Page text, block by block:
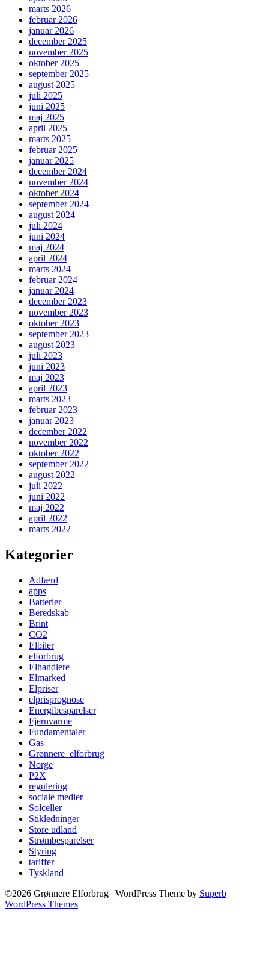
marts 2026
februar 2026
januar 2026
december 2025
november 2025
oktober 2025
september 2025
august 2025
juli 2025
juni 2025
maj 2025
april 2025
marts 2025
februar 2025
januar 2025
december 2024
november 2024
oktober 2024
september 2024
august 2024
juli 2024
juni 2024
maj 2024
april 2024
marts 2024
februar 2024
januar 2024
december 2023
november 2023
oktober 2023
september 2023
august 2023
juli 2023
juni 2023
maj 2023
april 2023
marts 2023
februar 2023
januar 2023
december 2022
november 2022
oktober 2022
september 2022
august 2022
juli 2022
juni 2022
maj 2022
april 2022
marts 2022
Kategorier
Adfærd
apps
Batterier
Beredskab
Brint
CO2
Elbiler
elforbrug
Elhandlere
Elmarked
Elpriser
elprisprognose
Energibesparelser
Fjernvarme
Fundamentaler
Gas
Grønnere_elforbrug
Norge
P2X
regulering
sociale medier
Solceller
Stikledninger
Store udland
Strømbesparelser
Styring
tariffer
Tyskland
©2026 Grønnere Elforbrug | WordPress Theme by Superb
WordPress Themes